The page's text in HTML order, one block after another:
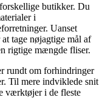
butikker. Du
i
Uanset
tage nøjagtige mål af
rigtige mængde fliser.
rundt om forhindringer
Til mere indviklede snit
værktøjer i de fleste